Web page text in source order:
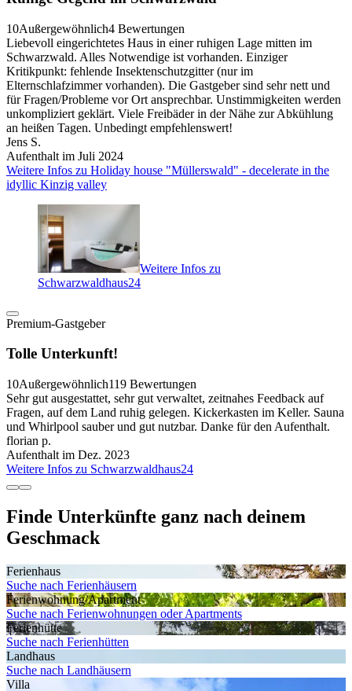
10Außergewöhnlich4 Bewertungen
Liebevoll eingerichtetes Haus in einer ruhigen Lage mitten im
Schwarzwald. Alles Notwendige ist vorhanden. Einziger
Kritikpunkt: fehlende Insektenschutzgitter (nur im
Elternschlafzimmer vorhanden). Die Gastgeber sind sehr nett und
für Fragen/Probleme vor Ort ansprechbar. Unstimmigkeiten werden
unkompliziert geklärt. Viele Freibäder in der Nähe zur Abkühlung
an heißen Tagen. Unbedingt empfehlenswert!
Jens S.
Aufenthalt im Juli 2024
Weitere Infos zu Holiday house "Müllerswald" - decelerate in the
idyllic Kinzig valley
Weitere Infos zu
Schwarzwaldhaus24
Premium-Gastgeber
Tolle Unterkunft!
10Außergewöhnlich119 Bewertungen
Sehr gut ausgestattet, sehr gut verwaltet, zeitnahes Feedback auf
Fragen, auf dem Land ruhig gelegen. Kickerkasten im Keller. Sauna
und Whirlpool sauber und gut nutzbar. Danke für den Aufenthalt.
florian p.
Aufenthalt im Dez. 2023
Weitere Infos zu Schwarzwaldhaus24
Finde Unterkünfte ganz nach deinem
Geschmack
Ferienhaus
Suche nach Ferienhäusern
Ferienwohnung/Apartment
Suche nach Ferienwohnungen oder Apartments
Ferienhütte
Suche nach Ferienhütten
Landhaus
Suche nach Landhäusern
Villa